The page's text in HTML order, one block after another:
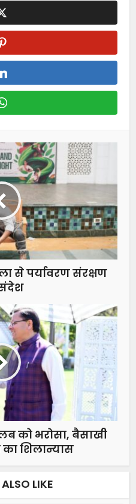
से पर्यावरण संरक्षण
को भरोसा, बैसाखी
शिलान्यास
LIKE